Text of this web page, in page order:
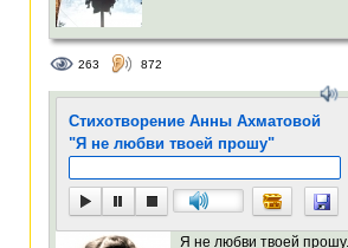
263 872
Стихотворение Анны Ахматовой
"Я не любви твоей прошу"
Я не любви твоей прошу.